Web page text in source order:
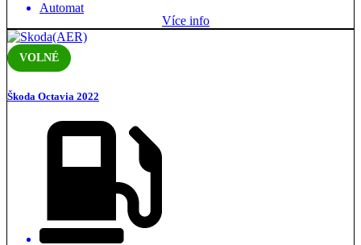
Automat
Více info
VOLNÉ
Škoda Octavia 2022